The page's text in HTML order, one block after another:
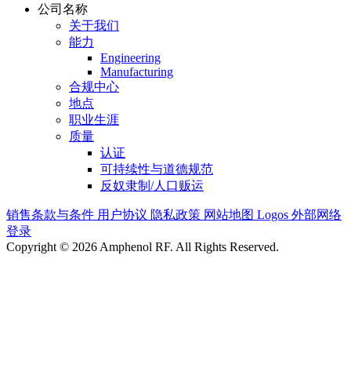
公司名称
关于我们
能力
Engineering
Manufacturing
合规中心
地点
职业生涯
质量
认证
可持续性与道德规范
反奴隶制/人口贩运
销售条款与条件 用户协议 隐私政策 网站地图 Logos 外部网络
登录
Copyright © 2026 Amphenol RF. All Rights Reserved.